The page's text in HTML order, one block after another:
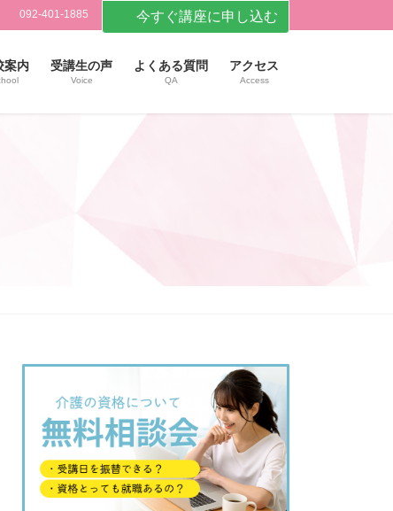
092-401-1885 今すぐ講座に申し込む
案内 受講生の声
Voice
よくある質問
QA
アクセス
Access